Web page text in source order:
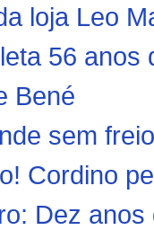
loja Leo
56 anos
Bené
sem freio
Cordino
Dez